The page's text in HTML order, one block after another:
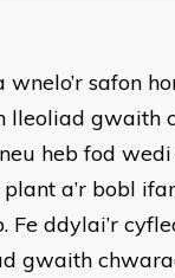
wnelo’r safon
lleoliad gwaith
heb fod
a’r bobl
Fe ddylai’r
gwaith